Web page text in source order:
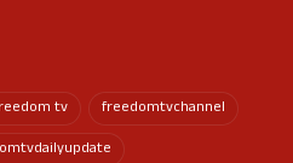
tv
freedomtvchannel